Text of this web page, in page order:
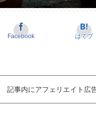
Facebook はてブ
記事内にアフェリエイト広